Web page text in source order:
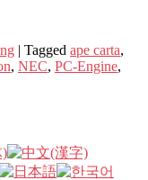
| Tagged ape carta,
, NEC, PC-Engine,